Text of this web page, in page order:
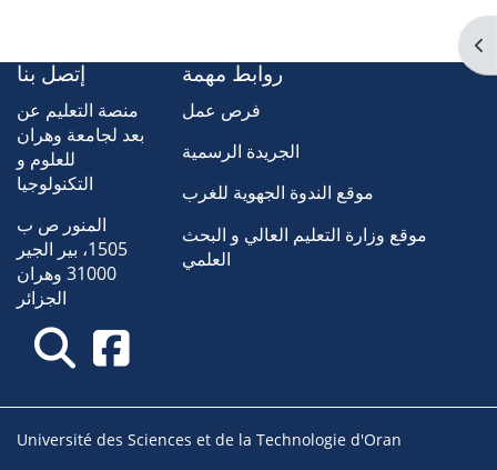
إتصل بنا
منصة التعليم عن
بعد لجامعة وهران
للعلوم و
التكنولوجيا
المنور ص ب
1505، بير الجير
31000 وهران
الجزائر
روابط مهمة
فرص عمل
الجريدة الرسمية
موقع الندوة الجهوية للغرب
موقع وزارة التعليم العالي و البحث
العلمي
Université des Sciences et de la Technologie d'Oran